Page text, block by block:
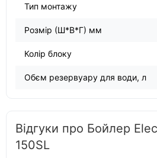
Тип монтажу
Розмір (Ш*В*Г) мм
Колір блоку
Обєм резервуару для води, л
Відгуки про Бойлер
150SL